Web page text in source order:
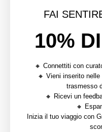
questo non significa
Ma più comunicate
affezioneranno a voi e
Un concetto
“Documentare vs.
tempo alla
fase di creazione.
FAI
10%
🔸 Connettiti con
🔸 Vieni inserito
trasmesso
🔸 Ricevi un
🔸
Inizia il tuo viaggio con